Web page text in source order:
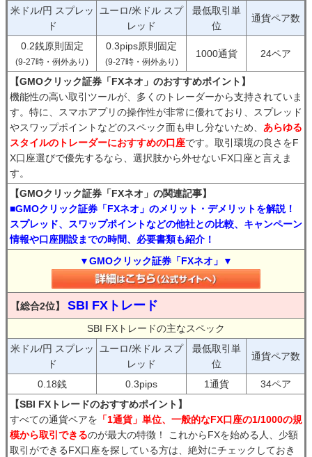
米ドル/円 スプレッ
ド
ユーロ/米ドル スプ
レッド
最低取引単
位
通貨ペア数
0.2銭原則固定
(9-27時・例外あり)
0.3pips原則固定
(9-27時・例外あり)
1000通貨 24ペア
【GMOクリック証券「FXネオ」のおすすめポイント】
機能性の高い取引ツールが、多くのトレーダーから支持されていま
す。特に、スマホアプリの操作性が非常に優れており、スプレッド
やスワップポイントなどのスペック面も申し分ないため、 あらゆる
スタイルのトレーダーにおすすめの口座です。取引環境の良さをF
X口座選びで優先するなら、選択肢から外せないFX口座と言えま
す。
【GMOクリック証券「FXネオ」の関連記事】
■GMOクリック証券「FXネオ」のメリット・デメリットを解説！
スプレッド、スワップポイントなどの他社との比較、キャンペーン
情報や口座開設までの時間、必要書類も紹介！
▼GMOクリック証券「FXネオ」▼
【総合2位】 SBI FXトレード
SBI FXトレードの主なスペック
米ドル/円 スプレッ
ド
ユーロ/米ドル スプ
レッド
最低取引単
位
通貨ペア数
0.18銭 0.3pips 1通貨
34ペア
【SBI FXトレードのおすすめポイント】
すべての通貨ペアを 「1通貨」単位、一般的なFX口座の1/1000の規
模から取引できるのが最大の特徴！ これからFXを始める人、少額
取引ができるFX口座を探している方は、絶対にチェックしておき